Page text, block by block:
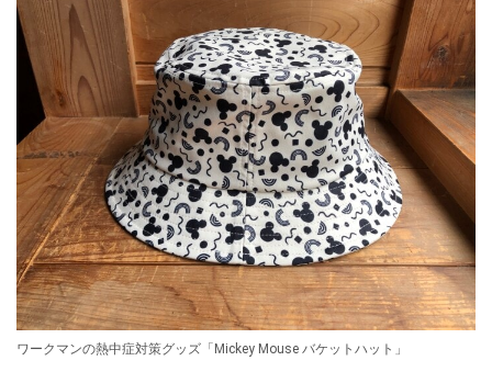
ワークマンの熱中症対策グッズ「Mickey Mouse バケットハット」